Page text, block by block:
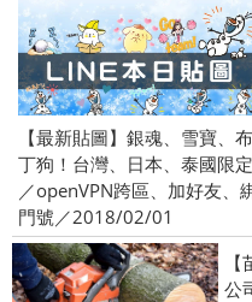
【最新貼圖】銀魂、雪寶、布
丁狗！台灣、日本、泰國限定
／openVPN跨區、加好友、
門號／2018/02/01
公